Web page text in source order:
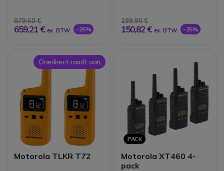
879,60 €
659,21 € ex. BTW -25%
199,90 €
150,82 € ex. BTW -25%
Onedirect raadt aan
Motorola TLKR T72
PACK
Motorola XT460 4-
pack